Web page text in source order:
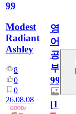
99
Modest
Radiant
Ashley
8
0
0
26.08.08
영
어
공
부
99
[1]